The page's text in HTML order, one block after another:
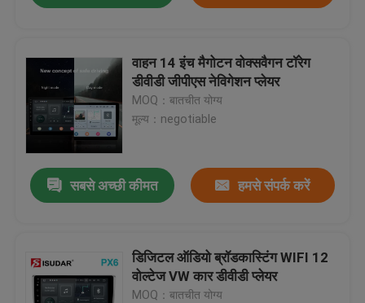
उत्पादों
हमारे बारे में
कारखाना भ्रमण
संपर्क करें
वाहन 14 इंच मैगोटन वोक्सवैगन टॉरेग
डीवीडी जीपीएस नेविगेशन प्लेयर
MOQ：बातचीत योग्य
मूल्य：negotiable
सबसे अच्छी कीमत हमसे संपर्क करें
डिजिटल ऑडियो ब्रॉडकास्टिंग WIFI 12
वोल्टेज VW कार डीवीडी प्लेयर
MOQ：बातचीत योग्य